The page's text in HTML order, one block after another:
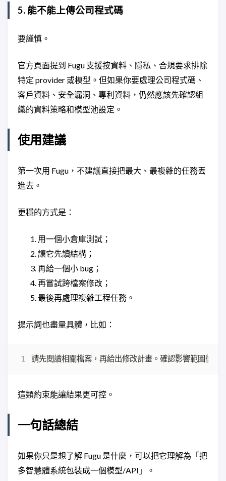
5. 能不能上傳公司程式碼
要謹慎。
官方頁面提到 Fugu 支援按資料、隱私、合規要求排除
特定 provider 或模型。但如果你要處理公司程式碼、
客戶資料、安全漏洞、專利資料，仍然應該先確認組
織的資料策略和模型池設定。
使用建議
第一次用 Fugu，不建議直接把最大、最複雜的任務丟
進去。
更穩的方式是：
用一個小倉庫測試；
讓它先讀結構；
再給一個小 bug；
再嘗試跨檔案修改；
最後再處理複雜工程任務。
提示詞也盡量具體，比如：
這類約束能讓結果更可控。
一句話總結
如果你只是想了解 Fugu 是什麼，可以把它理解為「把
多智慧體系統包裝成一個模型/API」。